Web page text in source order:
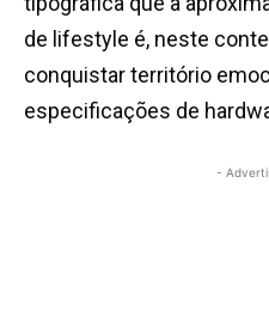
de lifestyle é, neste
conquistar território
especificações de
-